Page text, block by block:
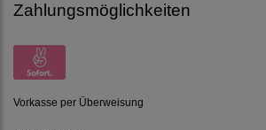
Zahlungsmöglichkeiten
Vorkasse per Überweisung